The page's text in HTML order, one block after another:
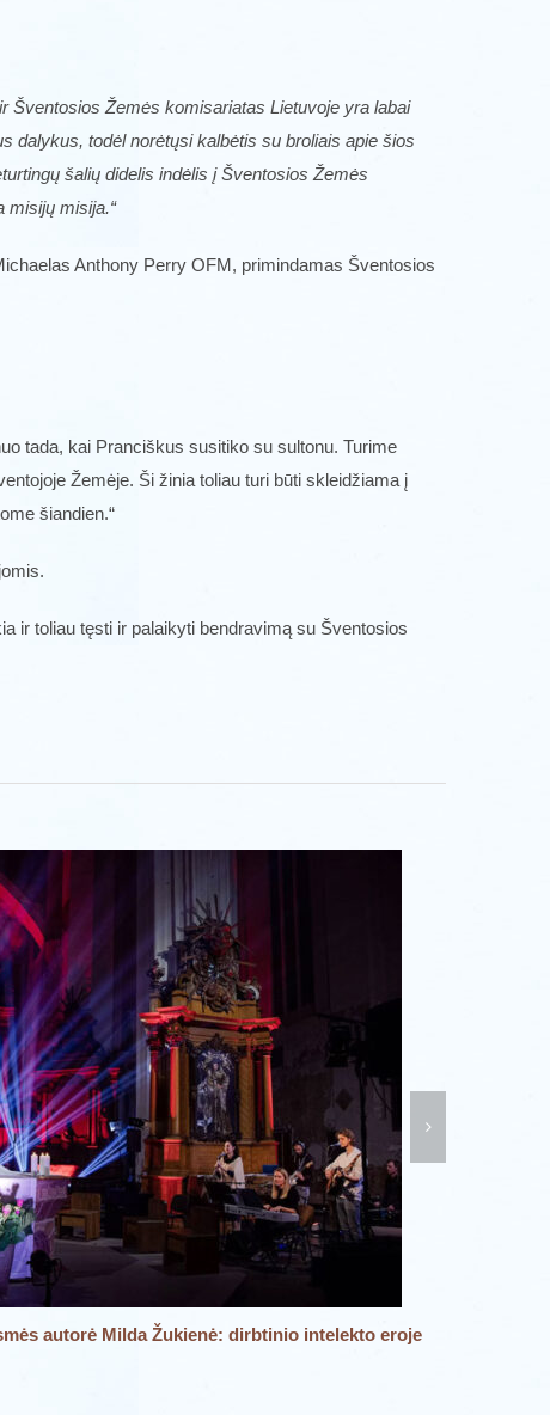
Šventosios Žemės komisariatas Lietuvoje yra labai
dalykus, todėl norėtųsi kalbėtis su broliais apie šios
šalių didelis indėlis į Šventosios Žemės
misijų misija.“
Anthony Perry OFM, primindamas Šventosios
tada, kai Pranciškus susitiko su sultonu. Turime
Žemėje. Ši žinia toliau turi būti skleidžiama į
šiandien.“
ir toliau tęsti ir palaikyti bendravimą su Šventosios
autorė Milda Žukienė: dirbtinio intelekto eroje